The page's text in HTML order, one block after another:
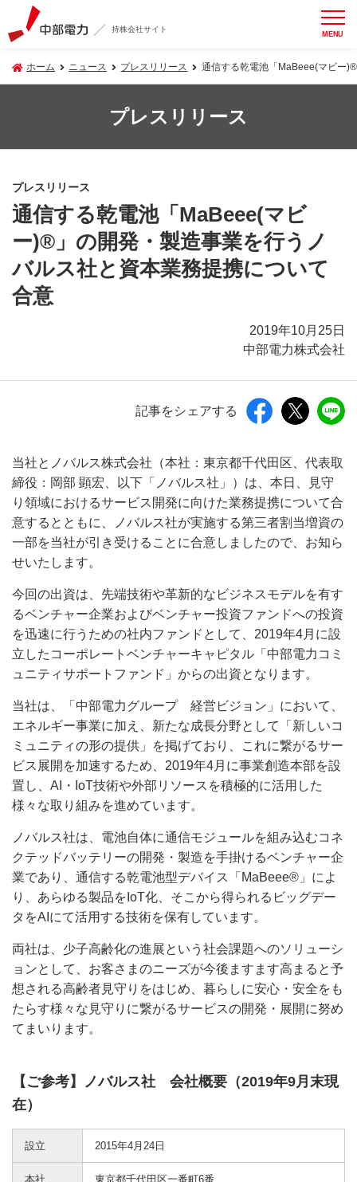
持株会社サイト MENU
ホーム ニュース プレスリリース 通信する乾電池「MaBeee(マビー
プレスリリース
プレスリリース
通信する乾電池「MaBeee(マビ
ー)®」の開発・製造事業を行うノ
バルス社と資本業務提携について
合意
2019年10月25日
中部電力株式会社
記事をシェアする
当社とノバルス株式会社（本社：東京都千代田区、代表取
締役：岡部 顕宏、以下「ノバルス社」）は、本日、見守
り領域におけるサービス開発に向けた業務提携について合
意するとともに、ノバルス社が実施する第三者割当増資の
一部を当社が引き受けることに合意しましたので、お知ら
せいたします。
今回の出資は、先端技術や革新的なビジネスモデルを有す
るベンチャー企業およびベンチャー投資ファンドへの投資
を迅速に行うための社内ファンドとして、2019年4月に設
立したコーポレートベンチャーキャピタル「中部電力コミ
ュニティサポートファンド」からの出資となります。
当社は、「中部電力グループ 経営ビジョン」において、
エネルギー事業に加え、新たな成長分野として「新しいコ
ミュニティの形の提供」を掲げており、これに繋がるサー
ビス展開を加速するため、2019年4月に事業創造本部を設
置し、AI・IoT技術や外部リソースを積極的に活用した
様々な取り組みを進めています。
ノバルス社は、電池自体に通信モジュールを組み込むコネ
クテッドバッテリーの開発・製造を手掛けるベンチャー企
業であり、通信する乾電池型デバイス「MaBeee®」によ
り、あらゆる製品をIoT化、そこから得られるビッグデー
タをAIにて活用する技術を保有しています。
両社は、少子高齢化の進展という社会課題へのソリューシ
ョンとして、お客さまのニーズが今後ますます高まると予
想される高齢者見守りをはじめ、暮らしに安心・安全をも
たらす様々な見守りに繋がるサービスの開発・展開に努め
てまいります。
【ご参考】ノバルス社 会社概要（2019年9月末現
在）
設立 2015年4月24日
本社 東京都千代田区一番町6番